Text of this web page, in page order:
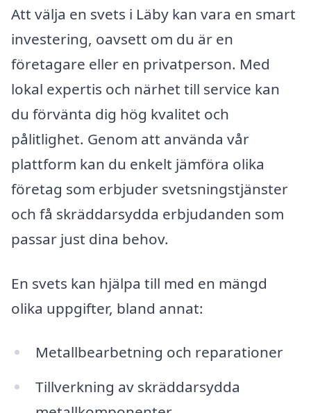
Att välja en svets i Läby kan vara en smart
investering, oavsett om du är en
företagare eller en privatperson. Med
lokal expertis och närhet till service kan
du förvänta dig hög kvalitet och
pålitlighet. Genom att använda vår
plattform kan du enkelt jämföra olika
företag som erbjuder svetsningstjänster
och få skräddarsydda erbjudanden som
passar just dina behov.
En svets kan hjälpa till med en mängd
olika uppgifter, bland annat:
Metallbearbetning och reparationer
Tillverkning av skräddarsydda